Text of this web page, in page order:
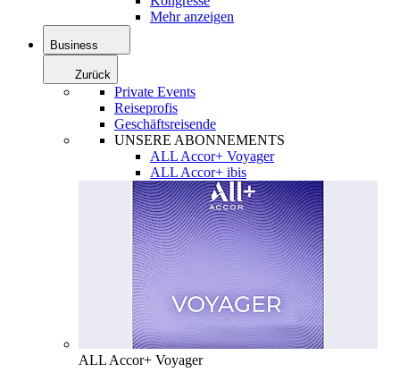
Mehr anzeigen
Business
Zurück
Private Events
Reiseprofis
Geschäftsreisende
UNSERE ABONNEMENTS
ALL Accor+ Voyager
ALL Accor+ ibis
ALL Accor+ Voyager